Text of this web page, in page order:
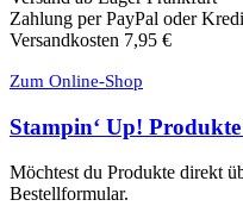
Zahlung per PayPal oder
Versandkosten 7,95 €
Zum Online-Shop
Stampin‘ Up!
Möchtest du Produkte direkt
Bestellformular.